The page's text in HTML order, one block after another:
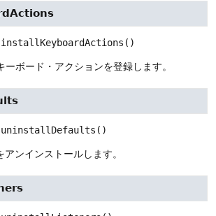
installKeyboardActions ()
ボード・アクションを登録します。
uninstallDefaults ()
ンインストールします。